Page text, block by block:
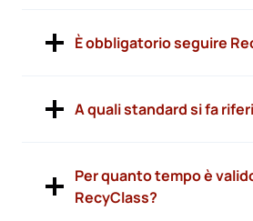
È obbligatorio seguire
A quali standard si fa
Per quanto tempo è
RecyClass?